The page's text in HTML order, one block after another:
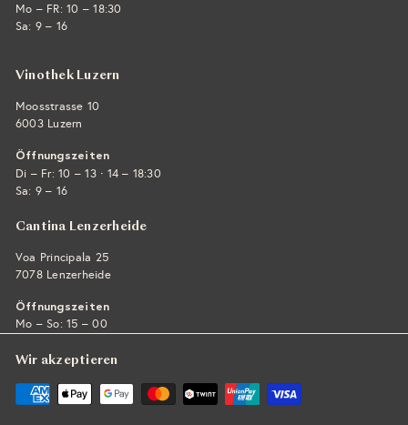
Mo – FR: 10 – 18:30
Sa: 9 – 16
Vinothek Luzern
Moosstrasse 10
6003 Luzern
Öffnungszeiten
Di – Fr: 10 – 13 · 14 – 18:30
Sa: 9 – 16
Cantina Lenzerheide
Voa Principala 25
7078 Lenzerheide
Öffnungszeiten
Mo – So: 15 – 00
Wir akzeptieren